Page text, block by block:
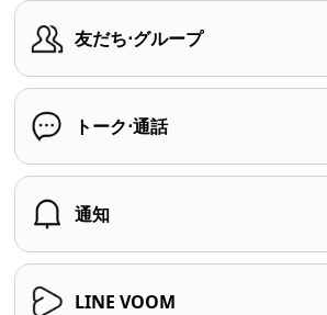
友だち⋅グループ
トーク⋅通話
通知
LINE VOOM